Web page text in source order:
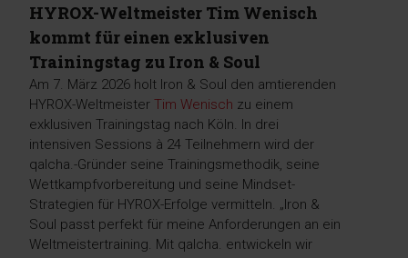
HYROX-Weltmeister Tim Wenisch
kommt für einen exklusiven
Trainingstag zu Iron & Soul
Am 7. März 2026 holt Iron & Soul den amtierenden
HYROX-WeltmeisterTim Wenisch zu einem
exklusiven Trainingstag nach Köln. In drei
intensiven Sessions à 24 Teilnehmern wird der
qalcha.-Gründer seine Trainingsmethodik, seine
Wettkampfvorbereitung und seine Mindset-
Strategien für HYROX-Erfolge vermitteln. „Iron &
Soul passt perfekt für meine Anforderungen an ein
Weltmeistertraining. Mit qalcha. entwickeln wir